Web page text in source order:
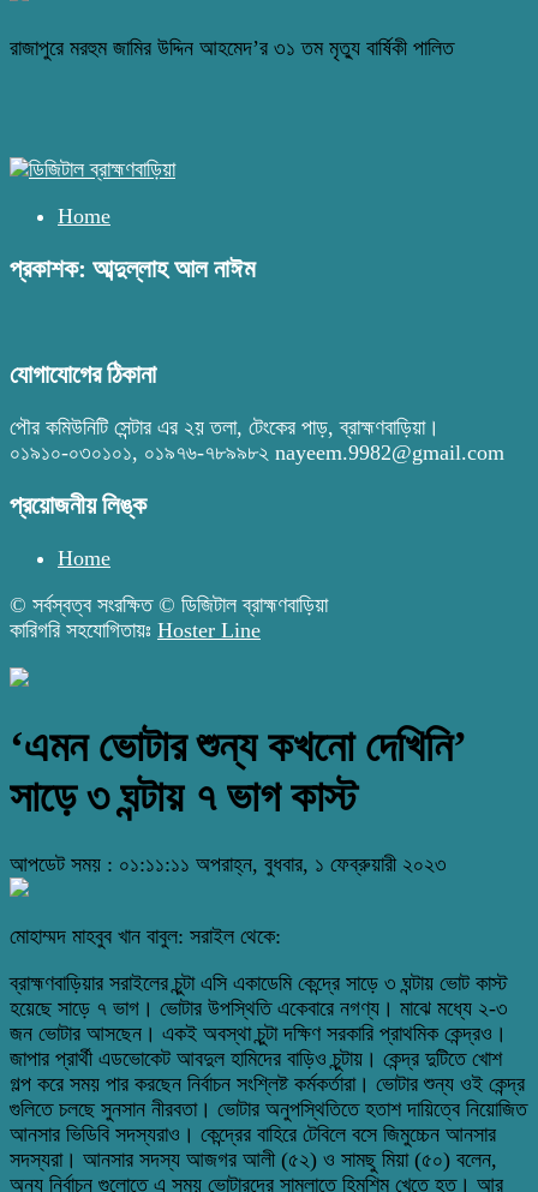
রাজাপুরে মরহুম জামির উদ্দিন আহমেদ’র ৩১ তম মৃত্যু বার্ষিকী পালিত
Home
প্রকাশক: আব্দুল্লাহ আল নাঈম
যোগাযোগের ঠিকানা
পৌর কমিউনিটি সেন্টার এর ২য় তলা, টেংকের পাড়, ব্রাহ্মণবাড়িয়া।
০১৯১০-০৩০১০১, ০১৯৭৬-৭৮৯৯৮২ nayeem.9982@gmail.com
প্রয়োজনীয় লিঙ্ক
Home
© সর্বস্বত্ব সংরক্ষিত © ডিজিটাল ব্রাহ্মণবাড়িয়া
কারিগরি সহযোগিতায়ঃ Hoster Line
‘এমন ভোটার শুন্য কখনো দেখিনি’
সাড়ে ৩ ঘন্টায় ৭ ভাগ কাস্ট
আপডেট সময় : ০১:১১:১১ অপরাহ্ন, বুধবার, ১ ফেব্রুয়ারী ২০২৩
মোহাম্মদ মাহবুব খান বাবুল: সরাইল থেকে:
ব্রাহ্মণবাড়িয়ার সরাইলের চুন্টা এসি একাডেমি কেন্দ্রে সাড়ে ৩ ঘন্টায় ভোট কাস্ট
হয়েছে সাড়ে ৭ ভাগ। ভোটার উপস্থিতি একেবারে নগণ্য। মাঝে মধ্যে ২-৩
জন ভোটার আসছেন। একই অবস্থা চুন্টা দক্ষিণ সরকারি প্রাথমিক কেন্দ্রও।
জাপার প্রার্থী এডভোকেট আবদুল হামিদের বাড়িও চুন্টায়। কেন্দ্র দুটিতে খোশ
গল্প করে সময় পার করছেন নির্বাচন সংশ্লিষ্ট কর্মকর্তারা। ভোটার শুন্য ওই কেন্দ্র
গুলিতে চলছে সুনসান নীরবতা। ভোটার অনুপস্থিতিতে হতাশ দায়িত্বে নিয়োজিত
আনসার ভিডিবি সদস্যরাও। কেন্দ্রের বাহিরে টেবিলে বসে জিমুচ্চেন আনসার
সদস্যরা। আনসার সদস্য আজগর আলী (৫২) ও সামছু মিয়া (৫০) বলেন,
অন্য নির্বাচন গুলোতে এ সময় ভোটারদের সামলাতে হিমশিম খেতে হত। আর